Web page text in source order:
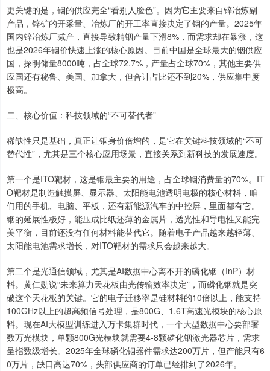
更关键的是，铟的供应完全“看别人脸色”。因为它主要来自锌冶炼副
产品，锌矿的开采量、冶炼厂的开工率直接决定了铟的产量。2025年
国内锌冶炼厂减产，直接导致精铟产量下滑8%，而需求却在暴涨，这
也是2026年铟价快速上涨的核心原因。目前中国是全球最大的铟供应
国，探明储量8000吨，占全球72.7%，产量占全球70%，其他主要供
应国还有秘鲁、美国、加拿大，但合计占比还不到20%，供应集中度
极高。
二、核心价值：科技领域的“不可替代者”
稀缺性只是基础，真正让铟身价倍增的，是它在关键科技领域的“不可
替代性”，尤其是三个核心应用场景，直接关系到新科技的发展速度。
第一个是ITO靶材，这是铟最主要的用途，占全球铟消费量的70%。IT
O靶材是制造触摸屏、显示器、太阳能电池透明电极的核心材料，咱
们用的手机、电脑、平板，还有新能源汽车的中控屏，里面都有它。
铟的延展性极好，能压成比纸还薄的金属片，透光性和导电性又能完
美平衡，目前还没有任何材料能替代它。随着电子产品越来越轻薄、
太阳能电池需求增长，对ITO靶材的需求只会越来越大。
第二个是光通信领域，尤其是AI数据中心离不开的磷化铟（InP）材
料。黄仁勋说“未来算力天花板由光传输效率决定”，而磷化铟就是突
破这个天花板的关键。它的电子迁移率是硅材料的10倍以上，能支持
100GHz以上的超高频信号处理，是800G、1.6T高速光模块的核心原
料。现在AI大模型训练进入万卡集群时代，一个大型数据中心要部署
数万光模块，单颗800G光模块就需要4-8颗磷化铟激光器芯片，需求
呈指数级增长。2025年全球磷化铟器件需求达200万片，但产能只有6
0万片，缺口高达70%，头部供应商的订单已经排到了2026年。